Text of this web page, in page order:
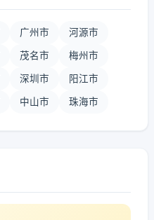
广州市 河源市
茂名市 梅州市
深圳市 阳江市
中山市 珠海市